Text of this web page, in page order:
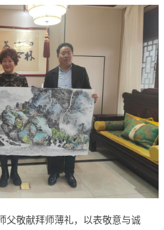
敬献拜师薄礼，以表敬意与诚